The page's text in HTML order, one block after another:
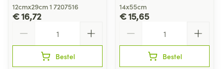
12cmx29cm 1 7207516
€ 16,72
Bestel
14x55cm
€ 15,65
Bestel